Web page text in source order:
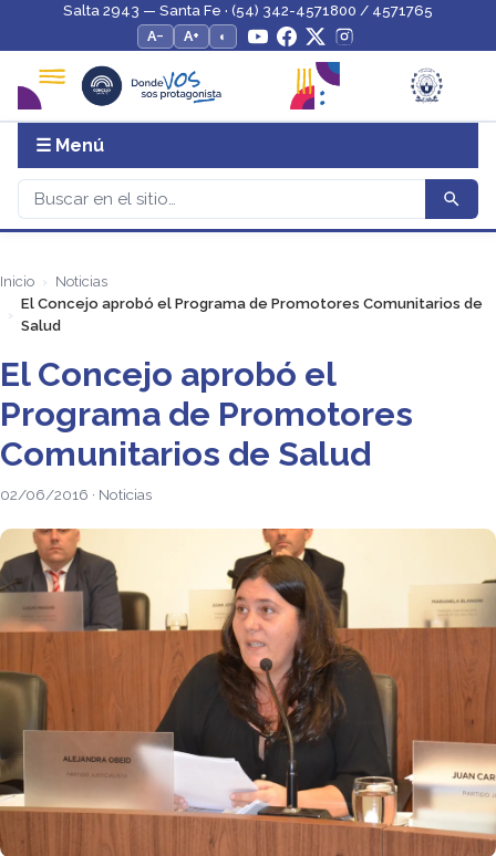
Salta 2943 — Santa Fe · (54) 342-4571800 / 4571765
A−
A+ ◐
☰ Menú
Inicio
Noticias
El Concejo aprobó el Programa de Promotores Comunitarios de
Salud
El Concejo aprobó el
Programa de Promotores
Comunitarios de Salud
02/06/2016 · Noticias